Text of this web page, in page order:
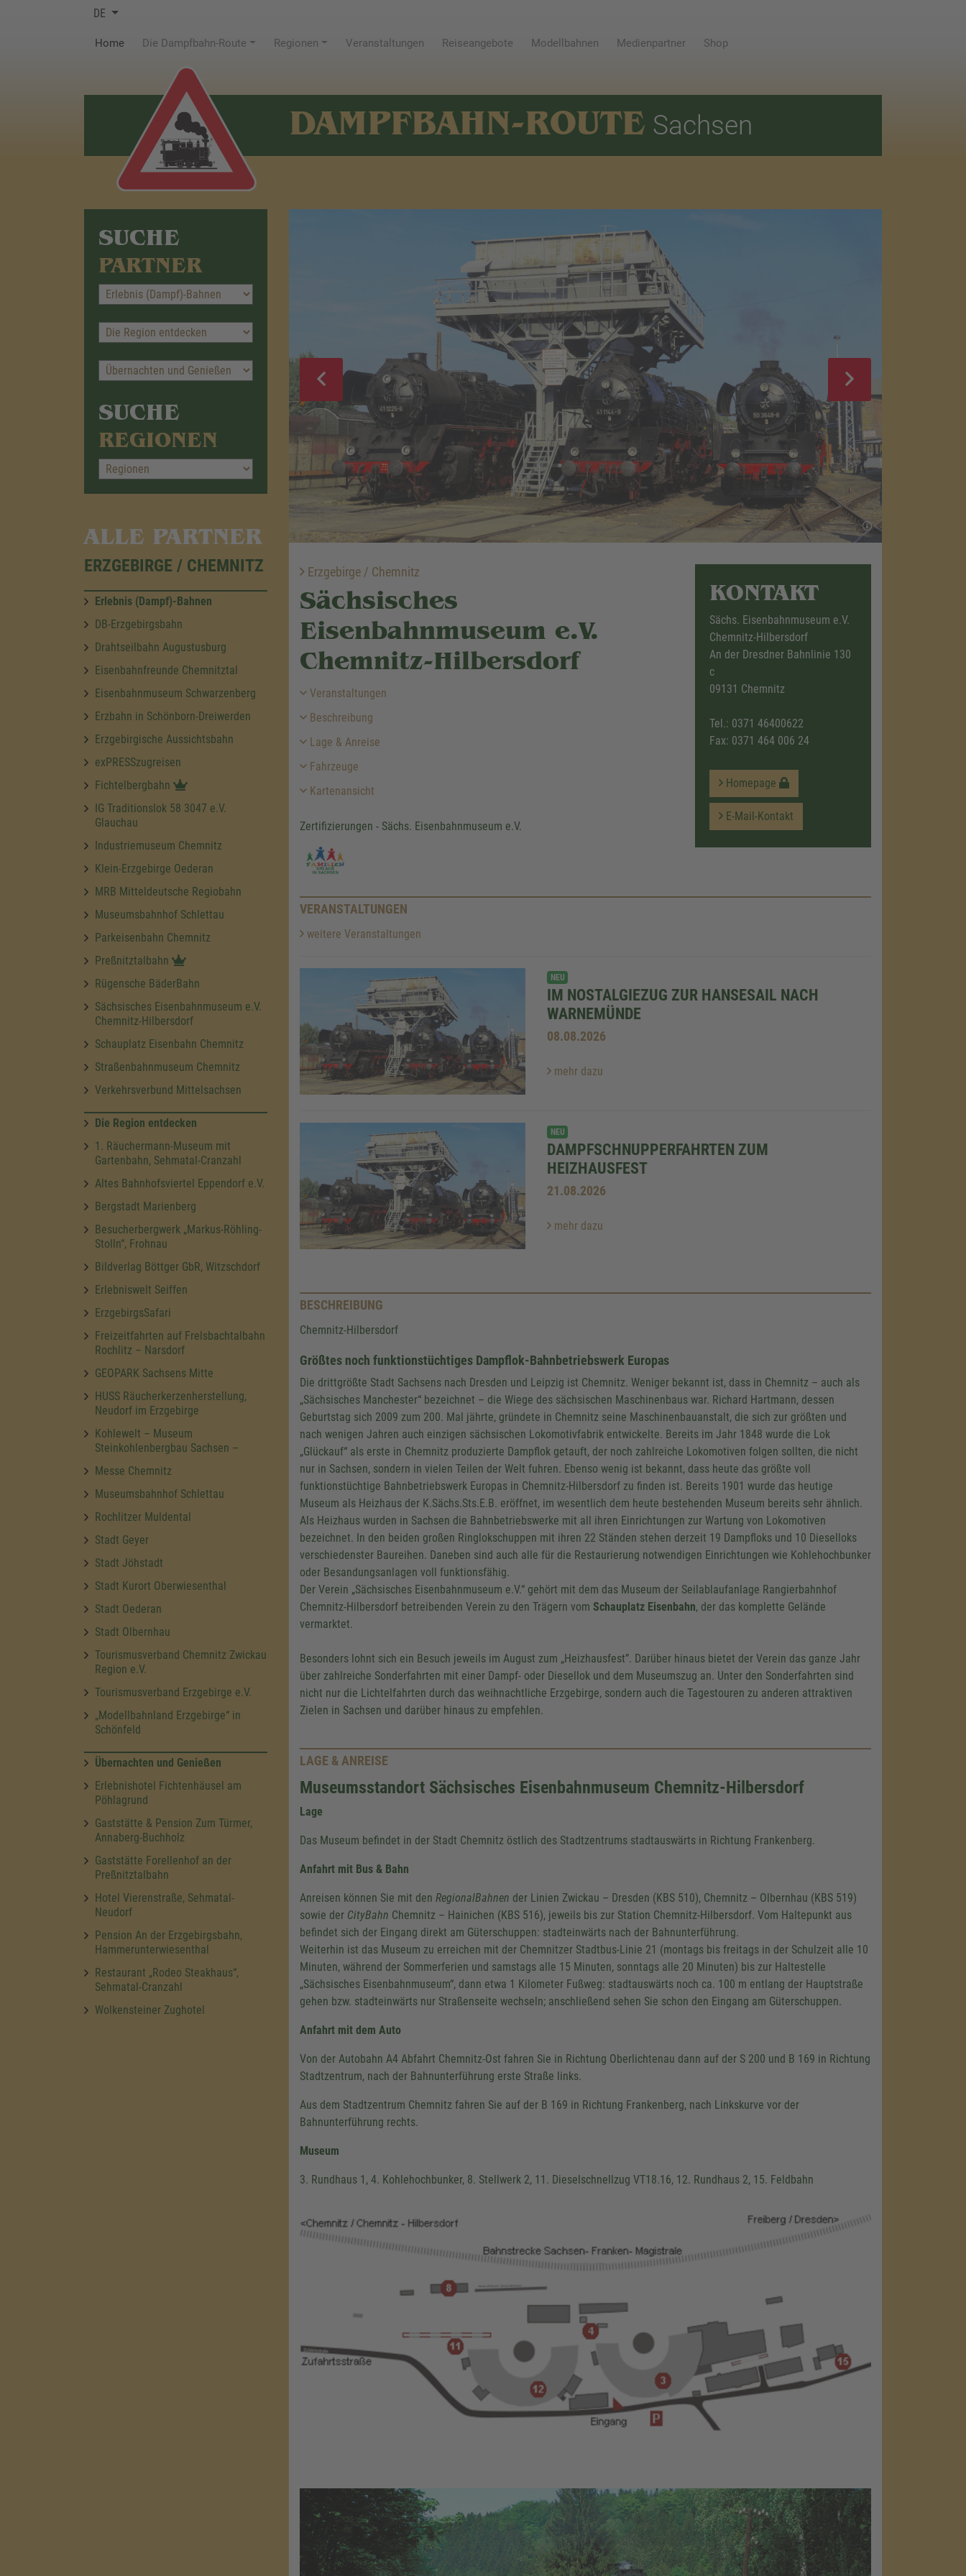
DE
Home(current)Die Dampfbahn-Route Regionen Veranstaltungen Reiseangebote Modellbahnen Medienpartner Shop
DAMPFBAHN-ROUTE Sachsen
SUCHE
PARTNER
SUCHE
REGIONEN
ALLE PARTNER
ERZGEBIRGE / CHEMNITZ
Erlebnis (Dampf)-Bahnen
DB-Erzgebirgsbahn
Drahtseilbahn Augustusburg
Eisenbahnfreunde Chemnitztal
Eisenbahnmuseum Schwarzenberg
Erzbahn in Schönborn-Dreiwerden
Erzgebirgische Aussichtsbahn
exPRESSzugreisen
Fichtelbergbahn
IG Traditionslok 58 3047 e.V.
Glauchau
Industriemuseum Chemnitz
Klein-Erzgebirge Oederan
MRB Mitteldeutsche Regiobahn
Museumsbahnhof Schlettau
Parkeisenbahn Chemnitz
Preßnitztalbahn
Rügensche BäderBahn
Sächsisches Eisenbahnmuseum e.V.
Chemnitz-Hilbersdorf
Schauplatz Eisenbahn Chemnitz
Straßenbahnmuseum Chemnitz
Verkehrsverbund Mittelsachsen
Die Region entdecken
1. Räuchermann-Museum mit
Gartenbahn, Sehmatal-Cranzahl
Altes Bahnhofsviertel Eppendorf e.V.
Bergstadt Marienberg
Besucherbergwerk „Markus-Röhling-
Stolln“, Frohnau
Bildverlag Böttger GbR, Witzschdorf
Erlebniswelt Seiffen
ErzgebirgsSafari
Freizeitfahrten auf Frelsbachtalbahn
Rochlitz – Narsdorf
GEOPARK Sachsens Mitte
HUSS Räucherkerzenherstellung,
Neudorf im Erzgebirge
Kohlewelt – Museum
Steinkohlenbergbau Sachsen –
Messe Chemnitz
Museumsbahnhof Schlettau
Rochlitzer Muldental
Stadt Geyer
Stadt Jöhstadt
Stadt Kurort Oberwiesenthal
Stadt Oederan
Stadt Olbernhau
Tourismusverband Chemnitz Zwickau
Region e.V.
Tourismusverband Erzgebirge e.V.
„Modellbahnland Erzgebirge“ in
Schönfeld
Übernachten und Genießen
Erlebnishotel Fichtenhäusel am
Pöhlagrund
Gaststätte & Pension Zum Türmer,
Annaberg-Buchholz
Gaststätte Forellenhof an der
Preßnitztalbahn
Hotel Vierenstraße, Sehmatal-
Neudorf
Pension An der Erzgebirgsbahn,
Hammerunterwiesenthal
Restaurant „Rodeo Steakhaus“,
Sehmatal-Cranzahl
Wolkensteiner Zughotel
Erzgebirge / Chemnitz
Sächsisches
Eisenbahnmuseum e.V.
Chemnitz-Hilbersdorf
Veranstaltungen
Beschreibung
Lage & Anreise
Fahrzeuge
Kartenansicht
Zertifizierungen - Sächs. Eisenbahnmuseum e.V.
KONTAKT
Sächs. Eisenbahnmuseum e.V.
Chemnitz-Hilbersdorf
An der Dresdner Bahnlinie 130
c
09131 Chemnitz
Tel.: 0371 46400622
Fax: 0371 464 006 24
Homepage
E-Mail-Kontakt
VERANSTALTUNGEN
weitere Veranstaltungen
NEU
IM NOSTALGIEZUG ZUR HANSESAIL NACH
WARNEMÜNDE
08.08.2026
mehr dazu
NEU
DAMPFSCHNUPPERFAHRTEN ZUM
HEIZHAUSFEST
21.08.2026
mehr dazu
BESCHREIBUNG
Chemnitz-Hilbersdorf
Größtes noch funktionstüchtiges Dampflok-Bahnbetriebswerk Europas
Die drittgrößte Stadt Sachsens nach Dresden und Leipzig ist Chemnitz. Weniger bekannt ist, dass in Chemnitz – auch als
„Sächsisches Manchester“ bezeichnet – die Wiege des sächsischen Maschinenbaus war. Richard Hartmann, dessen
Geburtstag sich 2009 zum 200. Mal jährte, gründete in Chemnitz seine Maschinenbauanstalt, die sich zur größten und
nach wenigen Jahren auch einzigen sächsischen Lokomotivfabrik entwickelte. Bereits im Jahr 1848 wurde die Lok
„Glückauf“ als erste in Chemnitz produzierte Dampflok getauft, der noch zahlreiche Lokomotiven folgen sollten, die nicht
nur in Sachsen, sondern in vielen Teilen der Welt fuhren. Ebenso wenig ist bekannt, dass heute das größte voll
funktionstüchtige Bahnbetriebswerk Europas in Chemnitz-Hilbersdorf zu finden ist. Bereits 1901 wurde das heutige
Museum als Heizhaus der K.Sächs.Sts.E.B. eröffnet, im wesentlich dem heute bestehenden Museum bereits sehr ähnlich.
Als Heizhaus wurden in Sachsen die Bahnbetriebswerke mit all ihren Einrichtungen zur Wartung von Lokomotiven
bezeichnet. In den beiden großen Ringlokschuppen mit ihren 22 Ständen stehen derzeit 19 Dampfloks und 10 Dieselloks
verschiedenster Baureihen. Daneben sind auch alle für die Restaurierung notwendigen Einrichtungen wie Kohlehochbunker
oder Besandungsanlagen voll funktionsfähig.
Der Verein „Sächsisches Eisenbahnmuseum e.V.“ gehört mit dem das Museum der Seilablaufanlage Rangierbahnhof
Chemnitz-Hilbersdorf betreibenden Verein zu den Trägern vom Schauplatz Eisenbahn, der das komplette Gelände
vermarktet.
Besonders lohnt sich ein Besuch jeweils im August zum „Heizhausfest”. Darüber hinaus bietet der Verein das ganze Jahr
über zahlreiche Sonderfahrten mit einer Dampf- oder Diesellok und dem Museumszug an. Unter den Sonderfahrten sind
nicht nur die Lichtelfahrten durch das weihnachtliche Erzgebirge, sondern auch die Tagestouren zu anderen attraktiven
Zielen in Sachsen und darüber hinaus zu empfehlen.
LAGE & ANREISE
Museumsstandort Sächsisches Eisenbahnmuseum Chemnitz-Hilbersdorf
Lage
Das Museum befindet in der Stadt Chemnitz östlich des Stadtzentrums stadtauswärts in Richtung Frankenberg.
Anfahrt mit Bus & Bahn
Anreisen können Sie mit den RegionalBahnen der Linien Zwickau – Dresden (KBS 510), Chemnitz – Olbernhau (KBS 519)
sowie der CityBahn Chemnitz – Hainichen (KBS 516), jeweils bis zur Station Chemnitz-Hilbersdorf. Vom Haltepunkt aus
befindet sich der Eingang direkt am Güterschuppen: stadteinwärts nach der Bahnunterführung.
Weiterhin ist das Museum zu erreichen mit der Chemnitzer Stadtbus-Linie 21 (montags bis freitags in der Schulzeit alle 10
Minuten, während der Sommerferien und samstags alle 15 Minuten, sonntags alle 20 Minuten) bis zur Haltestelle
„Sächsisches Eisenbahnmuseum“, dann etwa 1 Kilometer Fußweg: stadtauswärts noch ca. 100 m entlang der Hauptstraße
gehen bzw. stadteinwärts nur Straßenseite wechseln; anschließend sehen Sie schon den Eingang am Güterschuppen.
Anfahrt mit dem Auto
Von der Autobahn A4 Abfahrt Chemnitz-Ost fahren Sie in Richtung Oberlichtenau dann auf der S 200 und B 169 in Richtung
Stadtzentrum, nach der Bahnunterführung erste Straße links.
Aus dem Stadtzentrum Chemnitz fahren Sie auf der B 169 in Richtung Frankenberg, nach Linkskurve vor der
Bahnunterführung rechts.
Museum
3. Rundhaus 1, 4. Kohlehochbunker, 8. Stellwerk 2, 11. Dieselschnellzug VT18.16, 12. Rundhaus 2, 15. Feldbahn